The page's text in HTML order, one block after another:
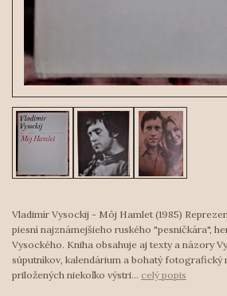
Vladimír Vysockij - Môj Hamlet (1985)
piesní najznámejšieho ruského "pesničkára",
Vysockého. Kniha obsahuje aj texty a názory
súputníkov, kalendárium a bohatý fotografický
priložených niekoľko výstri... celý popis